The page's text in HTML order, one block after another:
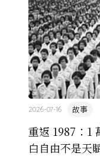
重返 1987：1
白自由不是天
故事
2026-07-16